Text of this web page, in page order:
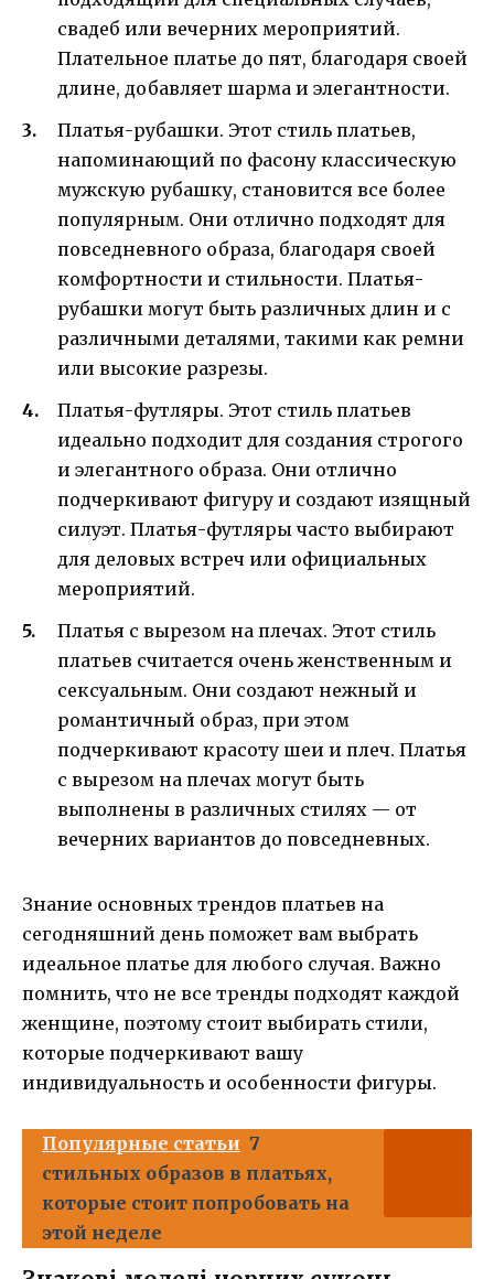
свадеб или вечерних мероприятий.
Плательное платье до пят, благодаря своей
длине, добавляет шарма и элегантности.
Платья-рубашки. Этот стиль платьев,
напоминающий по фасону классическую
мужскую рубашку, становится все более
популярным. Они отлично подходят для
повседневного образа, благодаря своей
комфортности и стильности. Платья-
рубашки могут быть различных длин и с
различными деталями, такими как ремни
или высокие разрезы.
Платья-футляры. Этот стиль платьев
идеально подходит для создания строгого
и элегантного образа. Они отлично
подчеркивают фигуру и создают изящный
силуэт. Платья-футляры часто выбирают
для деловых встреч или официальных
мероприятий.
Платья с вырезом на плечах. Этот стиль
платьев считается очень женственным и
сексуальным. Они создают нежный и
романтичный образ, при этом
подчеркивают красоту шеи и плеч. Платья
с вырезом на плечах могут быть
выполнены в различных стилях — от
вечерних вариантов до повседневных.
Знание основных трендов платьев на
сегодняшний день поможет вам выбрать
идеальное платье для любого случая. Важно
помнить, что не все тренды подходят каждой
женщине, поэтому стоит выбирать стили,
которые подчеркивают вашу
индивидуальность и особенности фигуры.
Популярные статьи 7
стильных образов в платьях,
которые стоит попробовать на
этой неделе